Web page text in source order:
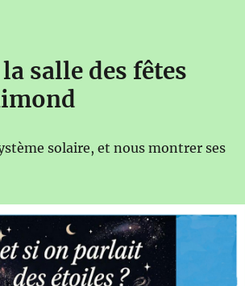
salle des fêtes
solaire, et nous montrer ses